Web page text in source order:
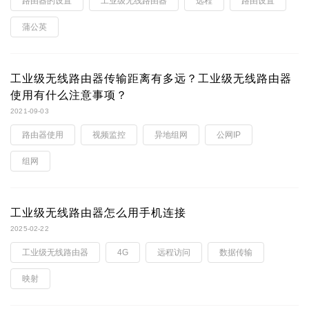
蒲公英
工业级无线路由器传输距离有多远？工业级无线路由器
使用有什么注意事项？
2021-09-03
路由器使用 视频监控 异地组网 公网IP
组网
工业级无线路由器怎么用手机连接
2025-02-22
工业级无线路由器 4G 远程访问 数据传输
映射